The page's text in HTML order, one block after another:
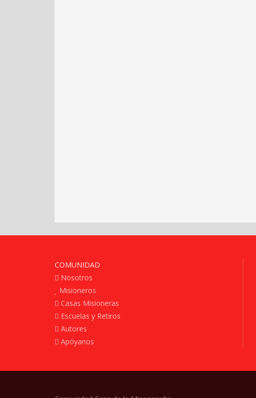
COMUNIDAD
Nosotros
Misioneros
Casas Misioneras
Escuelas y Retiros
Autores
Apóyanos